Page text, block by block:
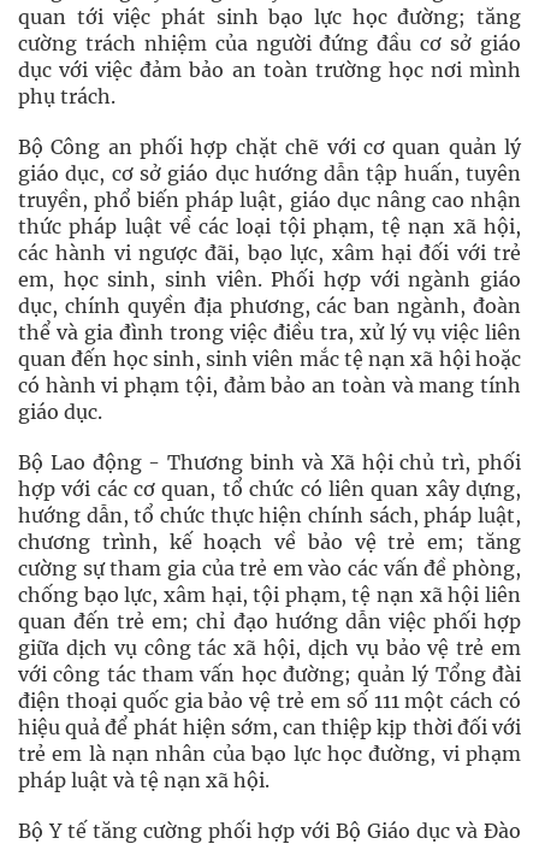
quan tới việc phát sinh bạo lực học đường; tăng
cường trách nhiệm của người đứng đầu cơ sở giáo
dục với việc đảm bảo an toàn trường học nơi mình
phụ trách.
Bộ Công an phối hợp chặt chẽ với cơ quan quản lý
giáo dục, cơ sở giáo dục hướng dẫn tập huấn, tuyên
truyền, phổ biến pháp luật, giáo dục nâng cao nhận
thức pháp luật về các loại tội phạm, tệ nạn xã hội,
các hành vi ngược đãi, bạo lực, xâm hại đối với trẻ
em, học sinh, sinh viên. Phối hợp với ngành giáo
dục, chính quyền địa phương, các ban ngành, đoàn
thể và gia đình trong việc điều tra, xử lý vụ việc liên
quan đến học sinh, sinh viên mắc tệ nạn xã hội hoặc
có hành vi phạm tội, đảm bảo an toàn và mang tính
giáo dục.
Bộ Lao động - Thương binh và Xã hội chủ trì, phối
hợp với các cơ quan, tổ chức có liên quan xây dựng,
hướng dẫn, tổ chức thực hiện chính sách, pháp luật,
chương trình, kế hoạch về bảo vệ trẻ em; tăng
cường sự tham gia của trẻ em vào các vấn đề phòng,
chống bạo lực, xâm hại, tội phạm, tệ nạn xã hội liên
quan đến trẻ em; chỉ đạo hướng dẫn việc phối hợp
giữa dịch vụ công tác xã hội, dịch vụ bảo vệ trẻ em
với công tác tham vấn học đường; quản lý Tổng đài
điện thoại quốc gia bảo vệ trẻ em số 111 một cách có
hiệu quả để phát hiện sớm, can thiệp kịp thời đối với
trẻ em là nạn nhân của bạo lực học đường, vi phạm
pháp luật và tệ nạn xã hội.
Bộ Y tế tăng cường phối hợp với Bộ Giáo dục và Đào